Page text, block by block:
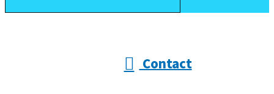
Contact